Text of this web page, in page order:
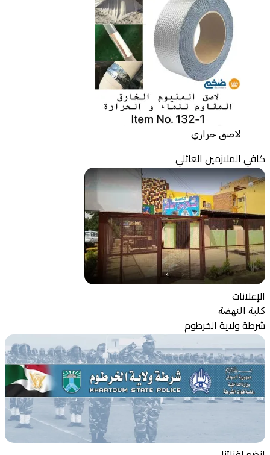
لاصق حراري
كافي الملازمين العائلي
الإعلانات
كلية النهضة
شرطة ولاية الخرطوم